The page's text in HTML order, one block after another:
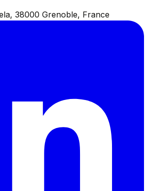
38000 Grenoble, France